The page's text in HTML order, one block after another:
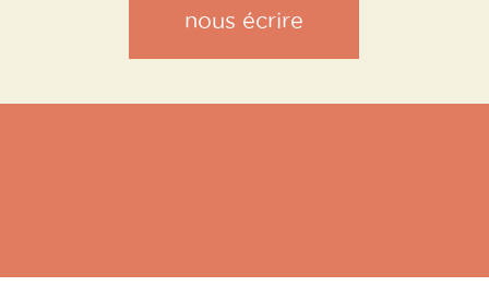
nous écrire